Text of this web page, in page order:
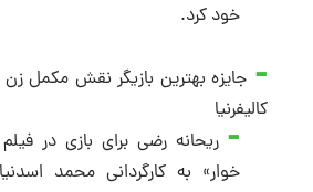
خود کرد.
جایزه بهترین بازیگر نقش مکمل زن
کالیفرنیا
ریحانه رضی برای بازی در
خوار» به کارگردانی محمد